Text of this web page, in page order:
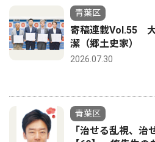
青葉区
寄稿連載Vol.55
潔（郷土史家）
2026.07.30
青葉区
「治せる乱視、